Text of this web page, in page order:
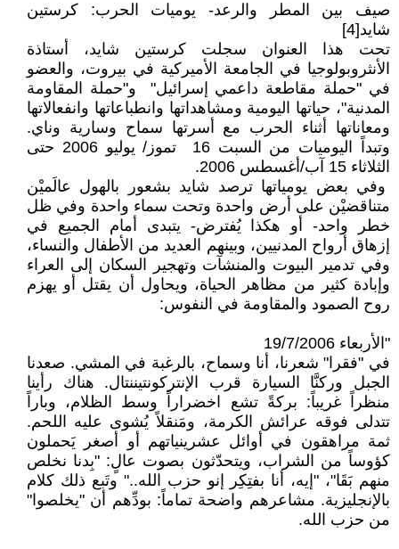
صيف بين المطر والرعد- يوميات الحرب: كرستين
شايد[4]
تحت هذا العنوان سجلت كرستين شايد، أستاذة
الأنثروبولوجيا في الجامعة الأميركية في بيروت، والعضو
في "حملة مقاطعة داعمي إسرائيل" و"حملة المقاومة
المدنية"، حياتها اليومية ومشاهداتها وانطباعاتها وانفعالاتها
ومعاناتها أثناء الحرب مع أسرتها سماح وسارية وناي.
وتبداً اليوميات من السبت 16 تموز/ يوليو 2006 حتى
الثلاثاء 15 آب/أغسطس 2006.
وفي بعض يومياتها ترصد شايد بشعور بالهول عالَميْن
متناقضيْن على أرض واحدة وتحت سماء واحدة وفي ظل
خطر واحد- أو هكذا يُفترض- يتبدى أمام الجميع في
إزهاق أرواح المدنيين، وبينهم العديد من الأطفال والنساء،
وفي تدمير البيوت والمنشآت وتهجير السكان إلى العراء
وإبادة كثير من مظاهر الحياة، ويحاول أن يقتل أو يهزم
روح الصمود والمقاومة في النفوس:
"الأربعاء 19/7/2006
في "فقرا" شعرنا، أنا وسماح، بالرغبة في المشي. صعدنا
الجبل وركنَّا السيارة قرب الإنتركونتيننتال. هناك رأينا
منظراً غريباً: بركةً تشع اخضراراً وسط الظلام، وباراً
تتدلى فوقه عرائش الكرمة، ومَنقلاً يُشوى عليه اللحم.
ثمة مراهقون في أوائل عشرينياتهم أو أصغر يَحملون
كؤوساً من الشراب، ويتحدّثون بصوت عالٍ: "بِدنا نخلص
منهم بَقَا"، "إيه، أنا بفتِكِر إنو حزب الله.." وتَبع ذلك كلام
بالإنجليزية. مشاعرهم واضحة تماماً: بودِّهم أن "يخلصوا"
من حزب الله.